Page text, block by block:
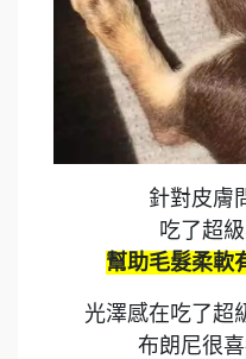
針對皮膚
吃了超
幫助毛髮柔軟
光澤感在吃了超
布朗尼很